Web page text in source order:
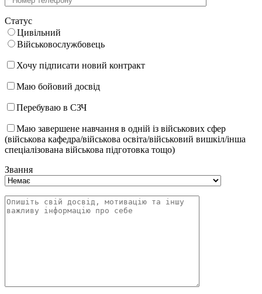
Статус
Цивільний
Військовослужбовець
Хочу підписати новий контракт
Маю бойовий досвід
Перебуваю в СЗЧ
Маю завершене навчання в одній із військових сфер
(військова кафедра/військова освіта/військовий вишкіл/інша
спеціалізована військова підготовка тощо)
Звання